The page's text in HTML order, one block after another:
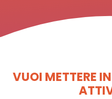
VUOI METTERE